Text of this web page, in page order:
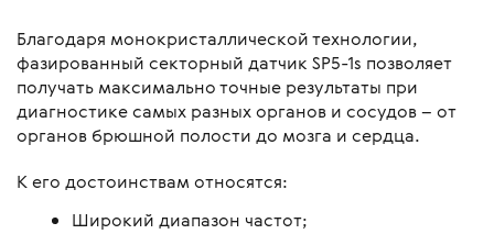
Благодаря монокристаллической технологии,
фазированный секторный датчик SP5-1s позволяет
получать максимально точные результаты при
диагностике самых разных органов и сосудов – от
органов брюшной полости до мозга и сердца.
К его достоинствам относятся:
Широкий диапазон частот;